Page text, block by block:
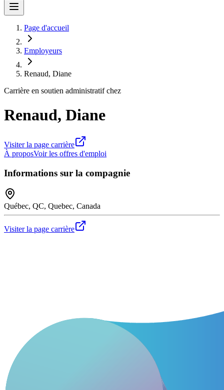
Page d'accueil
Employeurs
Renaud, Diane
Carrière en soutien administratif chez
Renaud, Diane
Visiter la page carrière
À proposVoir les offres d'emploi
Informations sur la compagnie
Québec, QC, Quebec, Canada
Visiter la page carrière